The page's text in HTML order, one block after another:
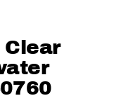
Clear